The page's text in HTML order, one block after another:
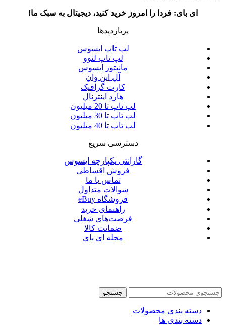
ای بای: فردا را امروز خرید کنید، دیجیتال به سبک ما!
پربازدیدها
لپ تاپ ایسوس
لپ تاپ لنوو
مانیتور ایسوس
آل این وان
کارت گرافیک
هارد اینترنال
لپ تاپ تا 20 میلیون
لپ تاپ تا 30 میلیون
لپ تاپ تا 40 میلیون
دسترسی سریع
گارانتی یکپارچه ایسوس
فروش اقساطی
تماس با ما
سوالات متداول
فروشگاه eBuy
راهنمای خرید
فرصت‌های شغلی
ضمانت کالا
مجله ای بای
جستجو
دسته بندی محصولات
دسته بندی ها